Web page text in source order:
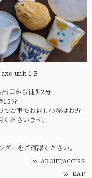
axe unit 1-B
口から徒歩2分
15分
でお車でお越しの際はお近
ださいませ。
ーをご確認ください。
ABOUT/ACCESS
MAP